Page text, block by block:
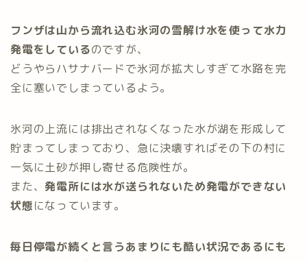
フンザは山から流れ込む氷河の雪解け水を使って水力
発電をしているのですが、
どうやらハサナバードで氷河が拡大しすぎて水路を完
全に塞いでしまっているよう。
氷河の上流には排出されなくなった水が湖を形成して
貯まってしまっており、急に決壊すればその下の村に
一気に土砂が押し寄せる危険性が。
また、発電所には水が送られないため発電ができない
状態になっています。
毎日停電が続くと言うあまりにも酷い状況であるにも